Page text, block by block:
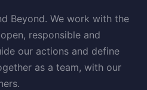
Beyond. We work with the
responsible and
our actions and define
as a team, with our